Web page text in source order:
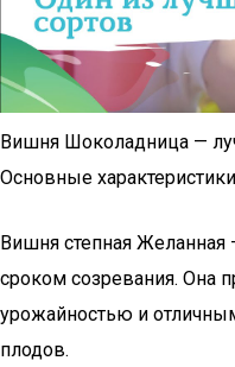
Вишня Шоколадница —
Основные характеристики
Вишня степная Желанная
сроком созревания. Она
урожайностью и
плодов.